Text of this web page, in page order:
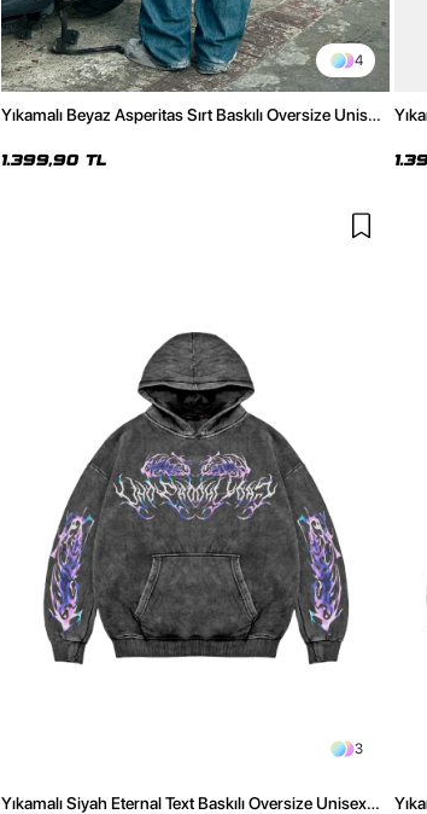
4
Yıkamalı Beyaz Asperitas Sırt Baskılı Oversize Unisex
1.399,90 TL
3
Yıkamalı Siyah Eternal Text Baskılı Oversize Unisex